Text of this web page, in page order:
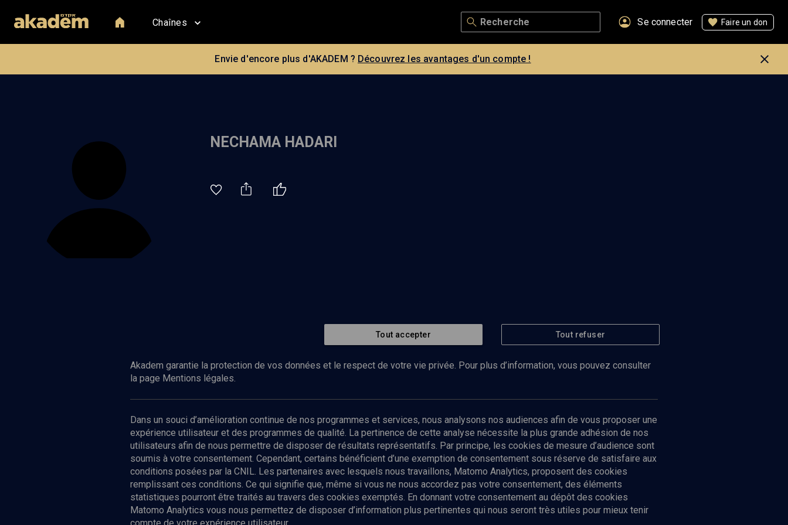
Chaînes Se connecter Faire un don
Envie d'encore plus d'AKADEM ? Découvrez les avantages d'un compte !
NECHAMA HADARI
Abonnez-vous à notre newsletter
Envoyer
Tout accepter Tout refuser
Akadem garantie la protection de vos données et le respect de votre vie privée. Pour plus d’information, vous pouvez consulter
la page Mentions légales.
Dans un souci d’amélioration continue de nos programmes et services, nous analysons nos audiences afin de vous proposer une
expérience utilisateur et des programmes de qualité. La pertinence de cette analyse nécessite la plus grande adhésion de nos
utilisateurs afin de nous permettre de disposer de résultats représentatifs. Par principe, les cookies de mesure d’audience sont
soumis à votre consentement. Cependant, certains bénéficient d’une exemption de consentement sous réserve de satisfaire aux
conditions posées par la CNIL. Les partenaires avec lesquels nous travaillons, Matomo Analytics, proposent des cookies
remplissant ces conditions. Ce qui signifie que, même si vous ne nous accordez pas votre consentement, des éléments
statistiques pourront être traités au travers des cookies exemptés. En donnant votre consentement au dépôt des cookies
Matomo Analytics vous nous permettez de disposer d’information plus pertinentes qui nous seront très utiles pour mieux tenir